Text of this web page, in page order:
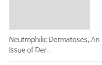
Neutrophilic Dermatoses, An
Issue of Der...